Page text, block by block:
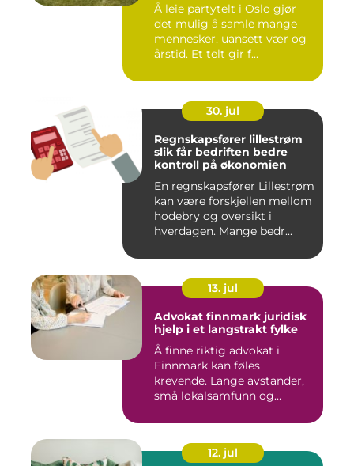
Å leie partytelt i Oslo gjør
det mulig å samle mange
mennesker, uansett vær og
årstid. Et telt gir f...
30. jul
Regnskapsfører lillestrøm
slik får bedriften bedre
kontroll på økonomien
En regnskapsfører Lillestrøm
kan være forskjellen mellom
hodebry og oversikt i
hverdagen. Mange bedr...
13. jul
Advokat finnmark juridisk
hjelp i et langstrakt fylke
Å finne riktig advokat i
Finnmark kan føles
krevende. Lange avstander,
små lokalsamfunn og
12. jul